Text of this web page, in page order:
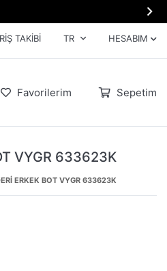

TAKIBI TR HESABIM
Favorilerim Sepetim
VYGR 633623K
ERKEK BOT VYGR 633623K